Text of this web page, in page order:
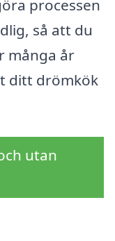
processen
så att du
många år
ditt drömkök
utan